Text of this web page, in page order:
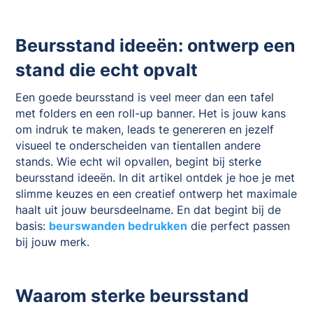
Beursstand ideeën: ontwerp een
stand die echt opvalt
Een goede beursstand is veel meer dan een tafel
met folders en een roll-up banner. Het is jouw kans
om indruk te maken, leads te genereren en jezelf
visueel te onderscheiden van tientallen andere
stands. Wie echt wil opvallen, begint bij sterke
beursstand ideeën. In dit artikel ontdek je hoe je met
slimme keuzes en een creatief ontwerp het maximale
haalt uit jouw beursdeelname. En dat begint bij de
basis: beurswanden bedrukken die perfect passen
bij jouw merk.
Waarom sterke beursstand